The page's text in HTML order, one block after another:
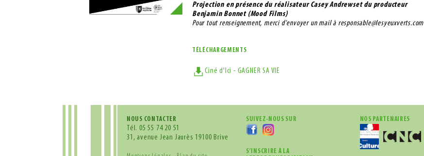
Projection en présence du réalisateur Casey Andrewset du producteur
Benjamin Bonnet (Mood Films)
Pour tout renseignement, merci d'envoyer un mail à responsable@lesyeuxverts.com
TÉLÉCHARGEMENTS
Ciné d'Ici - GAGNER SA VIE
NOUS CONTACTER
Tél. 05 55 74 20 51
31, avenue Jean Jaurès 19100 Brive
SUIVEZ-NOUS SUR
S’INSCRIRE À LA
NOS PARTENAIRES